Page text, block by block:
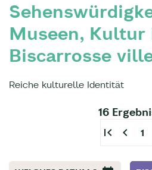
Museen, Kultur
Biscarrosse
Reiche kulturelle Identität
16
first_page chevron_left 1